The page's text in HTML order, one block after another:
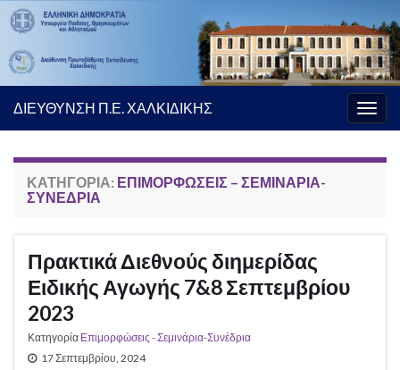
ΔΙΕΥΘΥΝΣΗ Π.Ε. ΧΑΛΚΙΔΙΚΗΣ
ΚΑΤΗΓΟΡΊΑ: ΕΠΙΜΟΡΦΏΣΕΙΣ – ΣΕΜΙΝΆΡΙΑ-
ΣΥΝΈΔΡΙΑ
Πρακτικά Διεθνούς διημερίδας
Ειδικής Αγωγής 7&8 Σεπτεμβρίου
2023
Κατηγορία Επιμορφώσεις - Σεμινάρια-Συνέδρια
17 Σεπτεμβρίου, 2024